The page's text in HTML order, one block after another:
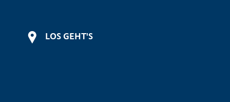
LOS GEHT'S